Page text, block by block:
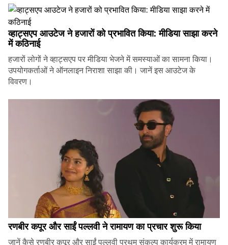
व्हाट्सएप आउटेज ने हजारों को प्रभावित किया: मीडिया साझा करने
में कठिनाई
हजारों लोगों ने व्हाट्सएप पर मीडिया भेजने में समस्याओं का सामना किया।
उपयोगकर्ताओं ने ऑनलाइन निराशा साझा की। जानें इस आउटेज के
विवरण।
रणबीर कपूर और साईं पल्लवी ने रामायण का प्रचार शुरू किया
जानें कैसे रणबीर कपूर और साईं पल्लवी प्रथम् संकल्प कार्यक्रम में रामायण